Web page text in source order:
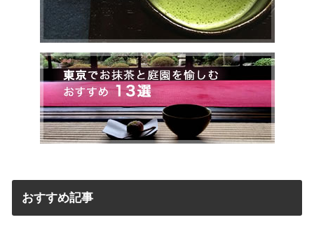
おすすめ記事